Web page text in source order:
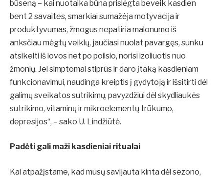
būseną – kai nuotaika būna prislėgta beveik kasdien
bent 2 savaites, smarkiai sumažėja motyvacija ir
produktyvumas, žmogus nepatiria malonumo iš
anksčiau mėgtų veiklų, jaučiasi nuolat pavargęs, sunku
atsikelti iš lovos net po poilsio, norisi izoliuotis nuo
žmonių. Jei simptomai stiprūs ir daro įtaką kasdieniam
funkcionavimui, naudinga kreiptis į gydytoją ir išsitirti dėl
galimų sveikatos sutrikimų, pavyzdžiui dėl skydliaukės
sutrikimo, vitaminų ir mikroelementų trūkumo,
depresijos“, – sako U. Lindžiūtė.
Padėti gali maži kasdieniai ritualai
Kai atpažįstame, kad mūsų savijauta kinta dėl sezono,